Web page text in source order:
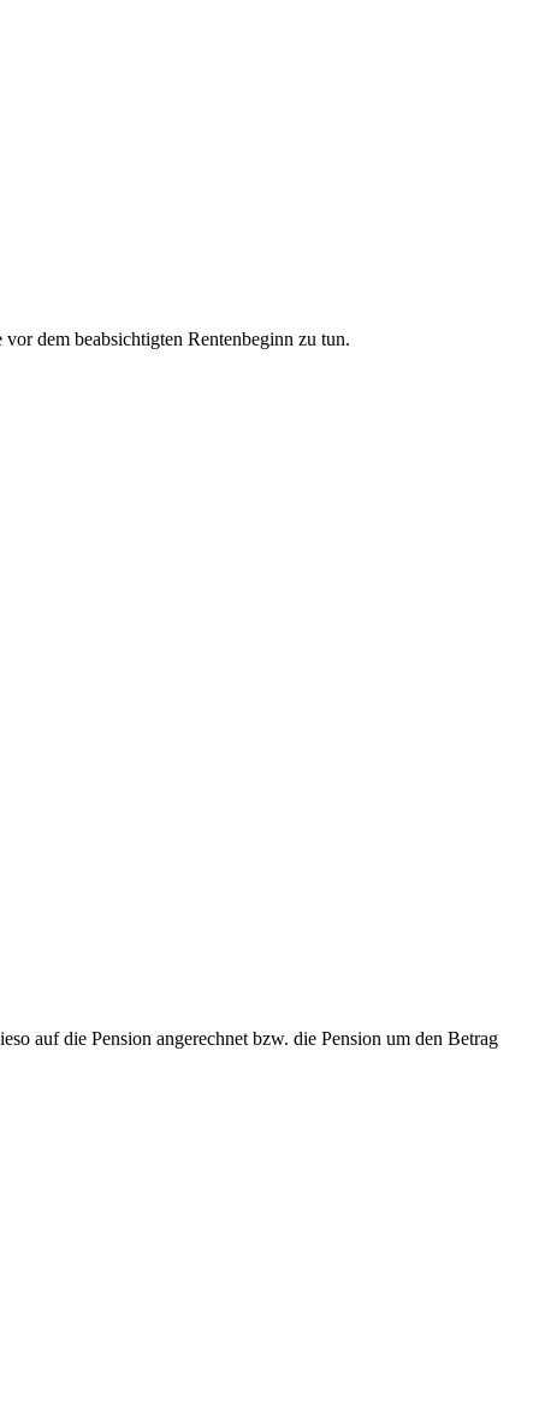
dem beabsichtigten Rentenbeginn zu tun.
auf die Pension angerechnet bzw. die Pension um den Betrag